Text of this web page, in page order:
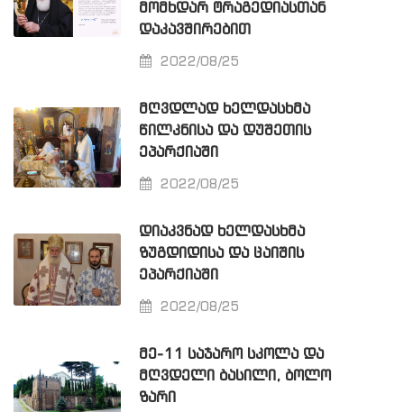
ᲛᲝᲛᲮᲓᲐᲠ ᲢᲠᲐᲒᲔᲓᲘᲐᲡᲗᲐᲜ
ᲓᲐᲙᲐᲕᲨᲘᲠᲔᲑᲘᲗ
2022/08/25
ᲛᲦᲕᲓᲚᲐᲓ ᲮᲔᲚᲓᲐᲡᲮᲛᲐ
ᲬᲘᲚᲙᲜᲘᲡᲐ ᲓᲐ ᲓᲣᲨᲔᲗᲘᲡ
ᲔᲞᲐᲠᲥᲘᲐᲨᲘ
2022/08/25
ᲓᲘᲐᲙᲕᲜᲐᲓ ᲮᲔᲚᲓᲐᲡᲮᲛᲐ
ᲖᲣᲒᲓᲘᲓᲘᲡᲐ ᲓᲐ ᲪᲐᲘᲨᲘᲡ
ᲔᲞᲐᲠᲥᲘᲐᲨᲘ
2022/08/25
ᲛᲔ-11 ᲡᲐᲯᲐᲠᲝ ᲡᲙᲝᲚᲐ ᲓᲐ
ᲛᲦᲕᲓᲔᲚᲘ ᲑᲐᲡᲘᲚᲘ, ᲑᲝᲚᲝ
ᲖᲐᲠᲘ